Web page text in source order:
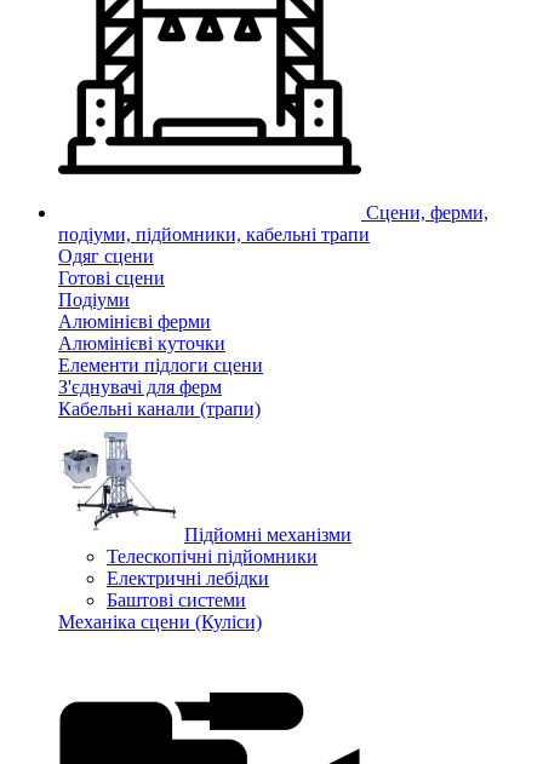
Сцени, ферми,
подіуми, підйомники, кабельні трапи
Одяг сцени
Готові сцени
Подіуми
Алюмінієві ферми
Алюмінієві куточки
Елементи підлоги сцени
З'єднувачі для ферм
Кабельні канали (трапи)
Підйомні механізми
Телескопічні підйомники
Електричні лебідки
Баштові системи
Механіка сцени (Куліси)